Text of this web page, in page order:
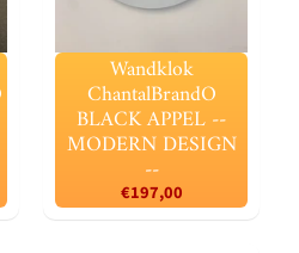
Wandklok
ChantalBrandO
BLACK APPEL --
MODERN DESIGN
--
€197,00